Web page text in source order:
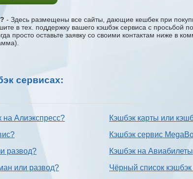
- Здесь размещены все сайты, дающие кешбек при
в тех. поддержку вашего кэшбэк сервиса с
просто оставьте заявку со своими контактам ниже в
сервисах:
на Алиэкспресс?
развод?
или развод?
Кэшбэк карты или
Кэшбэк сервис
Кэшбэк на Авиабилеты
Чёрный список кэшбэк